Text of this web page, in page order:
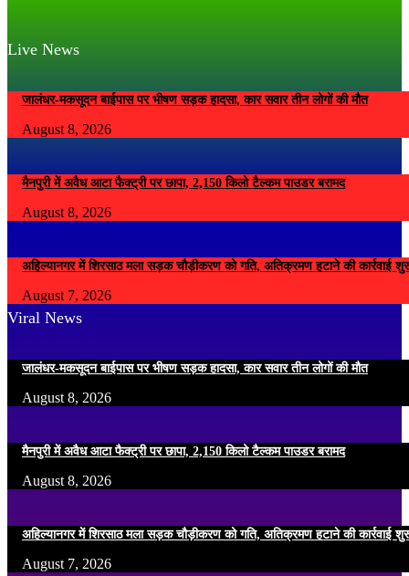
Live News
जालंधर-मकसूदन बाईपास पर भीषण सड़क हादसा, कार सवार तीन लोगों की मौत
August 8, 2026
मैनपुरी में अवैध आटा फैक्ट्री पर छापा, 2,150 किलो टैल्कम पाउडर बरामद
August 8, 2026
अहिल्यानगर में शिरसाठ मला सड़क चौड़ीकरण को गति, अतिक्रमण हटाने की कार्रवाई
August 7, 2026
Viral News
जालंधर-मकसूदन बाईपास पर भीषण सड़क हादसा, कार सवार तीन लोगों की मौत
August 8, 2026
मैनपुरी में अवैध आटा फैक्ट्री पर छापा, 2,150 किलो टैल्कम पाउडर बरामद
August 8, 2026
अहिल्यानगर में शिरसाठ मला सड़क चौड़ीकरण को गति, अतिक्रमण हटाने की कार्रवाई
August 7, 2026